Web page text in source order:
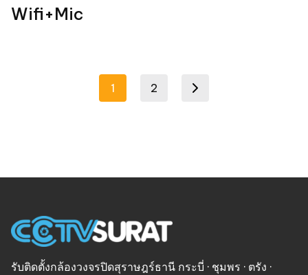
Wifi+Mic
1 2
รับติดตั้งกล้องวงจรปิดสุราษฎร์ธานี กระบี่ · ชุมพร · ตรัง ·